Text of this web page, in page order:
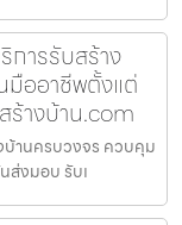
การรับสร้าง
มืออาชีพตั้งแต่
างบ้าน.com
บ้านครบวงจร ควบคุม
ส่งมอบ รับเ